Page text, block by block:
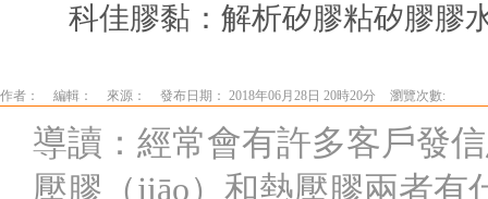
科佳膠黏：解析矽膠粘矽膠膠
作者： 編輯： 來源： 發布日期： 2018年06月28日 20時20分 瀏覽次數:
導讀：經常會有許多客戶發
壓膠（jiāo）和熱壓膠兩者